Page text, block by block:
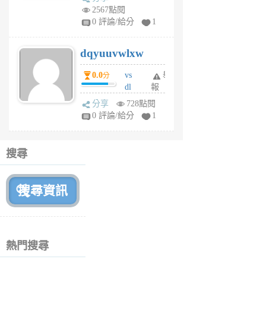
tu
6
個
月
前
2567點閱
0 評論/給分
1
dqyuuvwlxw
0.0分
vs
dl
sq
fy
舉
報
分享
728點閱
0 評論/給分
1
搜尋
熱門搜尋